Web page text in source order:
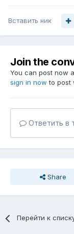
Вставить ник
Join the
You can post now
sign in now to post
Ответить в
Share
Перейти к